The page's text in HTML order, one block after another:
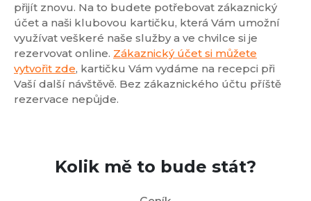
přijít znovu. Na to budete potřebovat zákaznický
účet a naši klubovou kartičku, která Vám umožní
využívat veškeré naše služby a ve chvilce si je
rezervovat online. Zákaznický účet si můžete
vytvořit zde, kartičku Vám vydáme na recepci při
Vaší další návštěvě. Bez zákaznického účtu příště
rezervace nepůjde.
Kolik mě to bude stát?